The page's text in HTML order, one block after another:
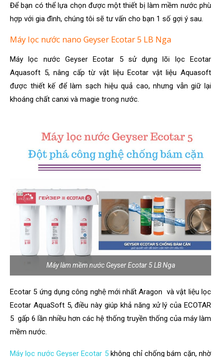
Để bạn có thể lựa chọn được một thiết bị làm mềm nước phù
hợp với gia đình, chúng tôi sẽ tư vấn cho bạn 1 số gợi ý sau.
Máy lọc nước nano Geyser Ecotar 5 LB Nga
Máy lọc nước Geyser Ecotar 5 sử dụng lõi lọc Ecotar
Aquasoft 5, nâng cấp từ vật liệu Ecotar vật liệu Aquasoft
được thiết kế để làm sạch hiệu quả cao, nhưng vẫn giữ lại
khoáng chất canxi và magie trong nước.
Máy làm mềm nước Geyser Ecotar 5 LB Nga
Ecotar 5 ứng dụng công nghệ mới nhất Aragon và vật liệu lọc
Ecotar AquaSoft 5, điều này giúp khả năng xử lý của ECOTAR
5 gấp 6 lần nhiều hơn các hệ thống truyền thống của máy làm
mềm nước.
Máy lọc nước Geyser Ecotar 5không chỉ chống bám cặn, nhờ